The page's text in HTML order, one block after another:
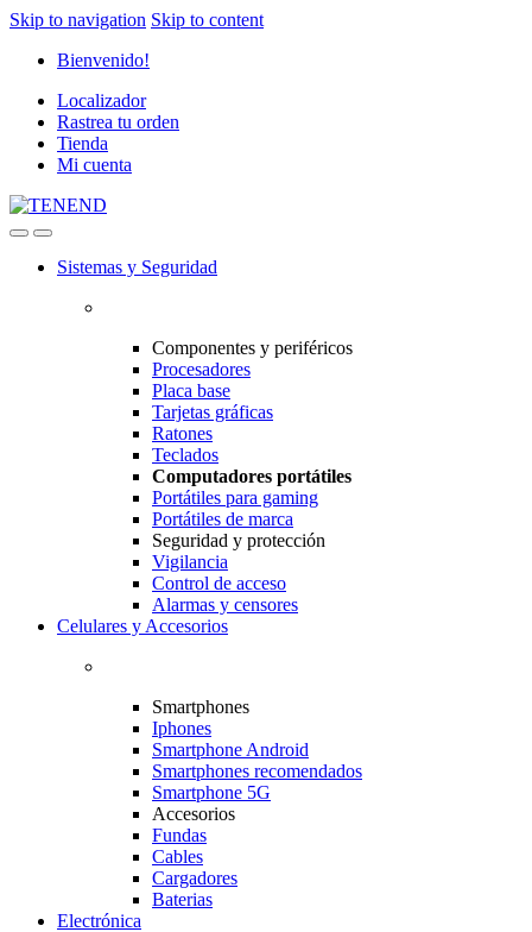
Skip to navigation Skip to content
Bienvenido!
Localizador
Rastrea tu orden
Tienda
Mi cuenta
Sistemas y Seguridad
Componentes y periféricos
Procesadores
Placa base
Tarjetas gráficas
Ratones
Teclados
Computadores portátiles
Portátiles para gaming
Portátiles de marca
Seguridad y protección
Vigilancia
Control de acceso
Alarmas y censores
Celulares y Accesorios
Smartphones
Iphones
Smartphone Android
Smartphones recomendados
Smartphone 5G
Accesorios
Fundas
Cables
Cargadores
Baterias
Electrónica